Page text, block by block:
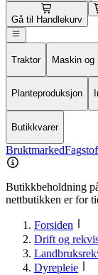
Gå til Handlekurv
Traktor Maskin og
Planteproduksjon
Butikkvarer
Bruktmarked
Butikkbeholdning
nettbutikken er for
Forsiden
Drift og
Dyrepleie